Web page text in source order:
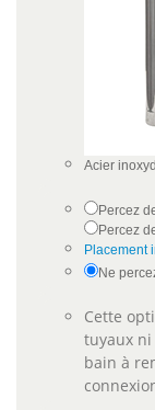
Acier
Percez
Percez
Placement
Ne
Cette
tuyaux ni
bain à